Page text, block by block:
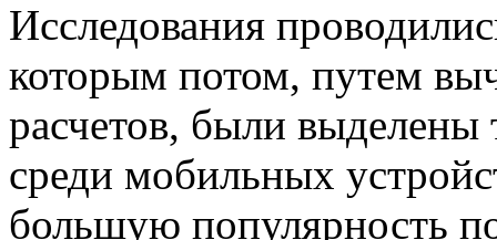
Исследования
которым потом, путем
расчетов, были
среди мобильных
большую популярность